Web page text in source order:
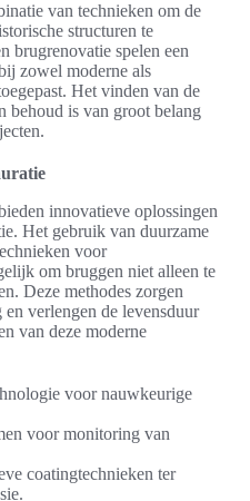
van technieken om de
structuren te
brugrenovatie spelen een
zowel moderne als
Het vinden van de
behoud is van groot belang
innovatieve oplossingen
Het gebruik van duurzame
voor
om bruggen niet alleen te
Deze methodes zorgen
verlengen de levensduur
van deze moderne
voor nauwkeurige
voor monitoring van
coatingtechnieken ter